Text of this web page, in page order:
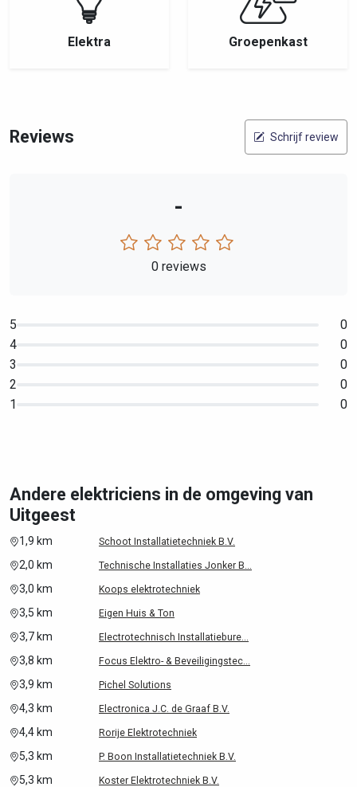
Elektra Groepenkast
Reviews Schrijf review
-
0 reviews
5
0
4
0
3
0
2
0
1
0
Andere elektriciens in de omgeving van
Uitgeest
1,9 km Schoot Installatietechniek B.V.
2,0 km Technische Installaties Jonker B...
3,0 km Koops elektrotechniek
3,5 km Eigen Huis & Ton
3,7 km Electrotechnisch Installatiebure...
3,8 km Focus Elektro- & Beveiligingstec...
3,9 km Pichel Solutions
4,3 km Electronica J.C. de Graaf B.V.
4,4 km Rorije Elektrotechniek
5,3 km P. Boon Installatietechniek B.V.
5,3 km Koster Elektrotechniek B.V.